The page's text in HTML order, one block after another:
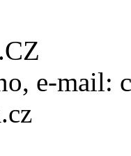
e-mail: